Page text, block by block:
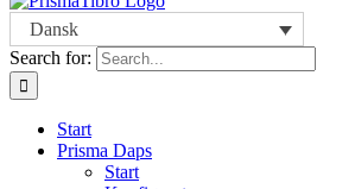
Dansk
Search for:
Start
Prisma Daps
Start